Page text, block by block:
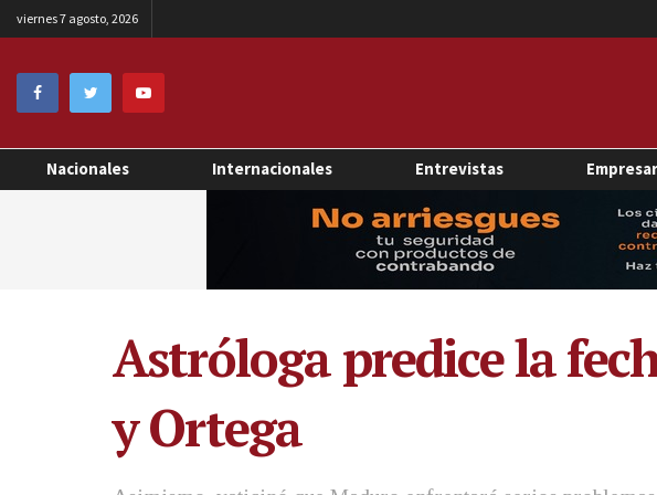
viernes 7 agosto, 2026
Nacionales Internacionales Entrevistas
Astróloga predice la
y Ortega